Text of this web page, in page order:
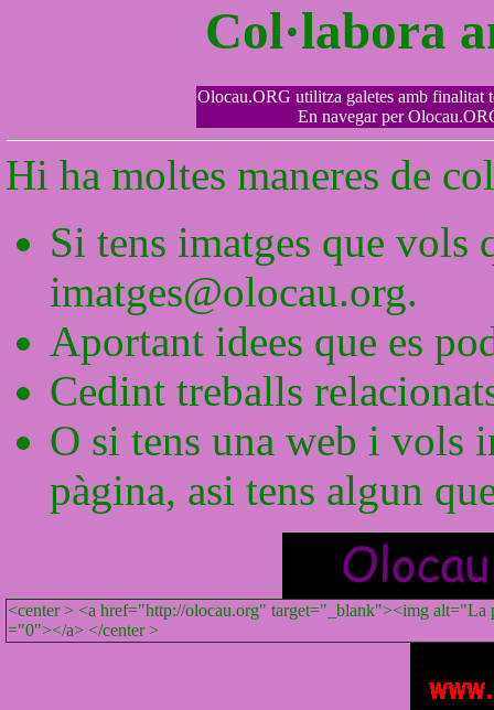
Col·labora
Olocau.ORG utilitza galetes amb finalitat
En navegar per
Hi ha moltes maneres de
Si tens imatges que vols
imatges@olocau.org.
Aportant idees que es
Cedint treballs
O si tens una web i vols
pàgina, asi tens algun
<center > <a href="http://olocau.org" target="_blank"><img
="0"></a> </center >